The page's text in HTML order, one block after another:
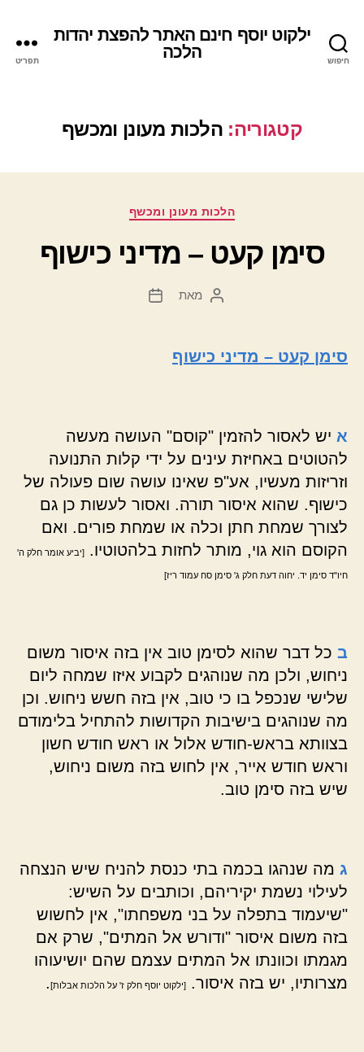
חיפוש
ילקוט יוסף חינם האתר להפצת יהדות
הלכה
תפריט
קטגוריה: הלכות מעונן ומכשף
קטגוריות
הלכות מעונן ומכשף
סימן קעט – מדיני כישוף
המחבר
מאת
תאריך
סימן קעט – מדיני כישוף
א יש לאסור להזמין "קוסם" העושה מעשה
להטוטים באחיזת עינים על ידי קלות התנועה
וזריזות מעשיו, אע"פ שאינו עושה שום פעולה של
כישוף. שהוא איסור תורה. ואסור לעשות כן גם
לצורך שמחת חתן וכלה או שמחת פורים. ואם
הקוסם הוא גוי, מותר לחזות בלהטוטיו. [יביע אומר חלק ה'
חיו"ד סימן יד. יחוה דעת חלק ג' סימן סח עמוד ריז]
ב כל דבר שהוא לסימן טוב אין בזה איסור משום
ניחוש, ולכן מה שנוהגים לקבוע איזו שמחה ליום
שלישי שנכפל בו כי טוב, אין בזה חשש ניחוש. וכן
מה שנוהגים בישיבות הקדושות להתחיל בלימודם
בצוותא בראש-חודש אלול או ראש חודש חשון
וראש חודש אייר, אין לחוש בזה משום ניחוש,
שיש בזה סימן טוב.
ג מה שנהגו בכמה בתי כנסת להניח שיש הנצחה
לעילוי נשמת יקיריהם, וכותבים על השיש:
"שיעמוד בתפלה על בני משפחתו", אין לחשוש
בזה משום איסור "ודורש אל המתים", שרק אם
מגמתו וכוונתו אל המתים עצמם שהם יושיעוהו
מצרותיו, יש בזה איסור. [ילקוט יוסף חלק ז' על הלכות אבלות].